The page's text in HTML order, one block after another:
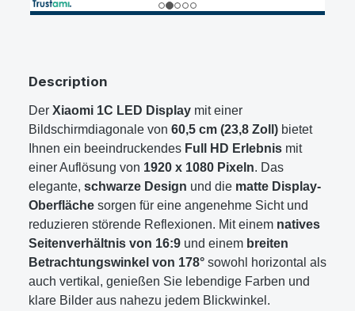
Description
Der Xiaomi 1C LED Display mit einer
Bildschirmdiagonale von 60,5 cm (23,8 Zoll) bietet
Ihnen ein beeindruckendes Full HD Erlebnis mit
einer Auflösung von 1920 x 1080 Pixeln. Das
elegante, schwarze Design und die matte Display-
Oberfläche sorgen für eine angenehme Sicht und
reduzieren störende Reflexionen. Mit einem natives
Seitenverhältnis von 16:9 und einem breiten
Betrachtungswinkel von 178° sowohl horizontal als
auch vertikal, genießen Sie lebendige Farben und
klare Bilder aus nahezu jedem Blickwinkel.